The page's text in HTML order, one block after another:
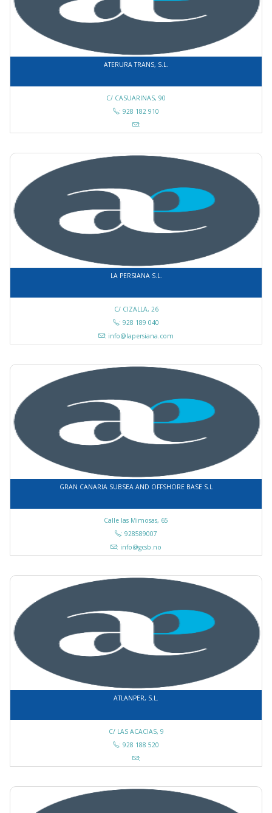
ATERURA TRANS, S.L.
C/ CASUARINAS, 90
: 928 182 910
:
LA PERSIANA S.L.
C/ CIZALLA, 26
: 928 189 040
: info@lapersiana.com
GRAN CANARIA SUBSEA AND OFFSHORE BASE S.L
Calle las Mimosas, 65
: 928589007
: info@gcsb.no
ATLANPER, S.L.
C/ LAS ACACIAS, 9
: 928 188 520
: